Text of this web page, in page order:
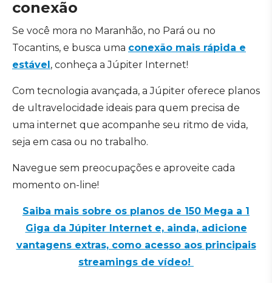
conexão
Se você mora no Maranhão, no Pará ou no
Tocantins, e busca uma conexão mais rápida e
estável , conheça a Júpiter Internet!
Com tecnologia avançada, a Júpiter oferece planos
de ultravelocidade ideais para quem precisa de
uma internet que acompanhe seu ritmo de vida,
seja em casa ou no trabalho.
Navegue sem preocupações e aproveite cada
momento on-line!
Saiba mais sobre os planos de 150 Mega a 1
Giga da Júpiter Internet e, ainda, adicione
vantagens extras, como acesso aos principais
streamings de vídeo!